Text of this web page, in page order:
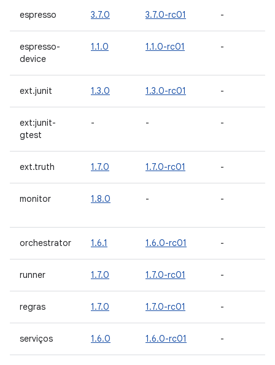
espresso 3.7.0 3.7.0-rc01 -
espresso-
device
1.1.0 1.1.0-rc01 -
ext.junit 1.3.0 1.3.0-rc01 -
ext:junit-
gtest
- - -
ext.truth 1.7.0 1.7.0-rc01 -
monitor 1.8.0 - -
orchestrator 1.6.1 1.6.0-rc01 -
runner 1.7.0 1.7.0-rc01 -
regras 1.7.0 1.7.0-rc01 -
serviços 1.6.0 1.6.0-rc01 -